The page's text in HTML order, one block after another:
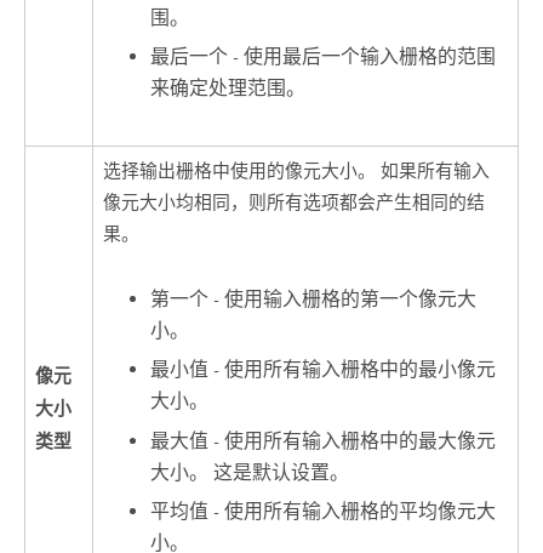
围。
最后一个 - 使用最后一个输入栅格的范围
来确定处理范围。
像元
大小
类型
选择输出栅格中使用的像元大小。 如果所有输入
像元大小均相同，则所有选项都会产生相同的结
果。
第一个 - 使用输入栅格的第一个像元大
小。
最小值 - 使用所有输入栅格中的最小像元
大小。
最大值 - 使用所有输入栅格中的最大像元
大小。 这是默认设置。
平均值 - 使用所有输入栅格的平均像元大
小。